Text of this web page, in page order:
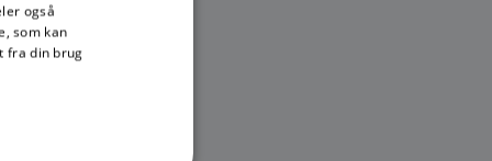
også
som kan
fra din brug